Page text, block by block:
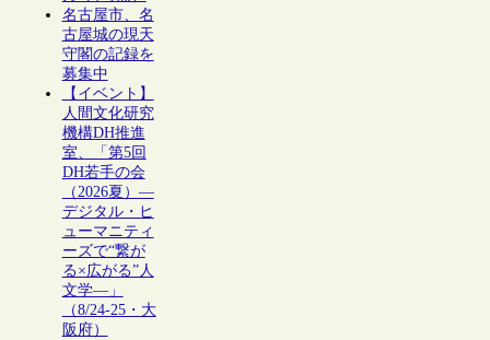
名古屋市、名
古屋城の現天
守閣の記録を
募集中
【イベント】
人間文化研究
機構DH推進
室、「第5回
DH若手の会
（2026夏）―
デジタル・ヒ
ューマニティ
ーズで“繋が
る×広がる”人
文学―」
（8/24-25・大
阪府）